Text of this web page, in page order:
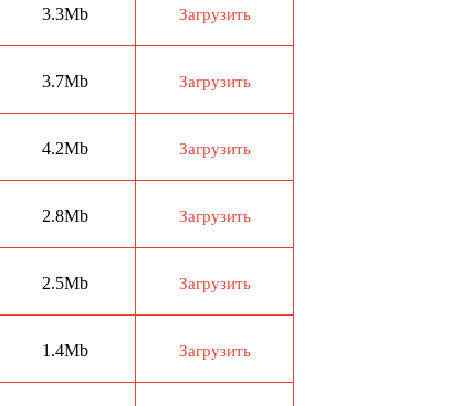
3.3Mb Загрузить
3.7Mb Загрузить
4.2Mb Загрузить
2.8Mb Загрузить
2.5Mb Загрузить
1.4Mb Загрузить